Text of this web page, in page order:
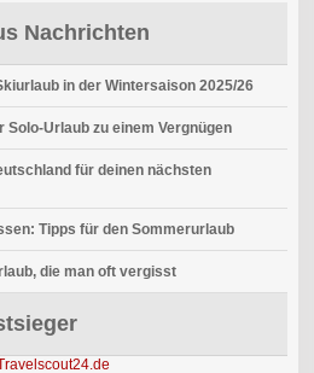
Nachrichten
in der Wintersaison 2025/26
Solo-Urlaub zu einem Vergnügen
für deinen nächsten
Tipps für den Sommerurlaub
die man oft vergisst